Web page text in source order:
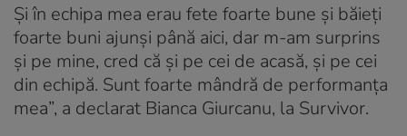
Și în echipa mea erau fete foarte bune și băieți
foarte buni ajunși până aici, dar m-am surprins
și pe mine, cred că și pe cei de acasă, și pe cei
din echipă. Sunt foarte mândră de performanța
mea”, a declarat Bianca Giurcanu, la Survivor.